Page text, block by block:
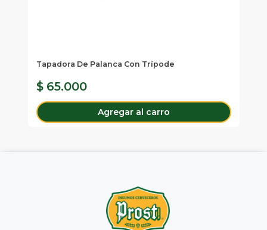
Tapadora De Palanca Con Trípode
$ 65.000
Agregar al carro